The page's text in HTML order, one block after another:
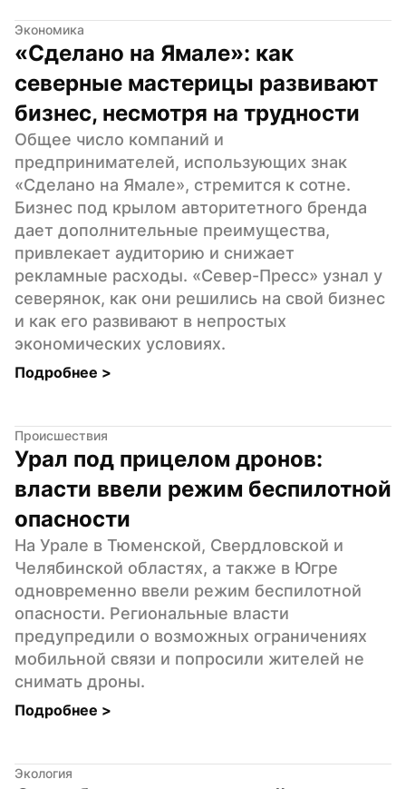
Экономика
«Сделано на Ямале»: как
северные мастерицы развивают
бизнес, несмотря на трудности
Общее число компаний и
предпринимателей, использующих знак
«Сделано на Ямале», стремится к сотне.
Бизнес под крылом авторитетного бренда
дает дополнительные преимущества,
привлекает аудиторию и снижает
рекламные расходы. «Север-Пресс» узнал у
северянок, как они решились на свой бизнес
и как его развивают в непростых
экономических условиях.
Подробнее >
Происшествия
Урал под прицелом дронов:
власти ввели режим беспилотной
опасности
На Урале в Тюменской, Свердловской и
Челябинской областях, а также в Югре
одновременно ввели режим беспилотной
опасности. Региональные власти
предупредили о возможных ограничениях
мобильной связи и попросили жителей не
снимать дроны.
Подробнее >
Экология